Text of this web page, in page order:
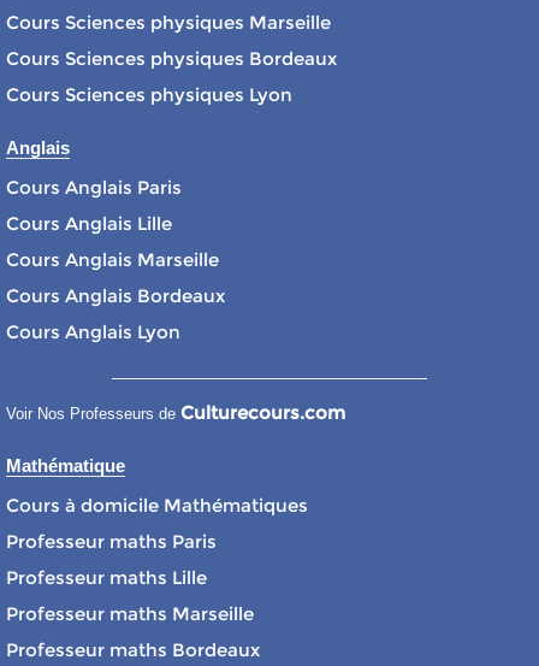
Cours Sciences physiques Marseille
Cours Sciences physiques Bordeaux
Cours Sciences physiques Lyon
Anglais
Cours Anglais Paris
Cours Anglais Lille
Cours Anglais Marseille
Cours Anglais Bordeaux
Cours Anglais Lyon
Voir Nos Professeurs de Culturecours.com
Mathématique
Cours à domicile Mathématiques
Professeur maths Paris
Professeur maths Lille
Professeur maths Marseille
Professeur maths Bordeaux